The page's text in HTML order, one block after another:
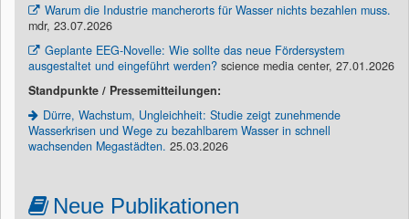
Warum die Industrie mancherorts für Wasser nichts bezahlen muss.
mdr, 23.07.2026
Geplante EEG-Novelle: Wie sollte das neue Fördersystem
ausgestaltet und eingeführt werden? science media center, 27.01.2026
Standpunkte / Pressemitteilungen:
Dürre, Wachstum, Ungleichheit: Studie zeigt zunehmende
Wasserkrisen und Wege zu bezahlbarem Wasser in schnell
wachsenden Megastädten. 25.03.2026
Neue Publikationen